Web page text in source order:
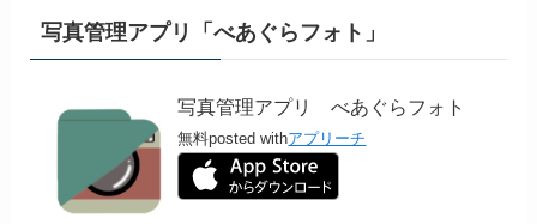
写真管理アプリ「べあぐらフォト」
写真管理アプリ べあぐらフォト
無料posted withアプリーチ